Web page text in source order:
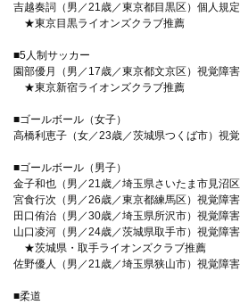
吉越奏詞（男／21歳／東京都目黒区）個人規
★東京目黒ライオンズクラブ推薦
■5人制サッカー
園部優月（男／17歳／東京都文京区）視覚障害
★東京新宿ライオンズクラブ推薦
■ゴールボール（女子）
高橋利恵子（女／23歳／茨城県つくば市）視
■ゴールボール（男子）
金子和也（男／21歳／埼玉県さいたま市見沼
宮食行次（男／26歳／東京都練馬区）視覚障害
田口侑治（男／30歳／埼玉県所沢市）視覚障害
山口凌河（男／24歳／茨城県取手市）視覚障害
★茨城県・取手ライオンズクラブ推薦
佐野優人（男／21歳／埼玉県狭山市）視覚障害
■柔道